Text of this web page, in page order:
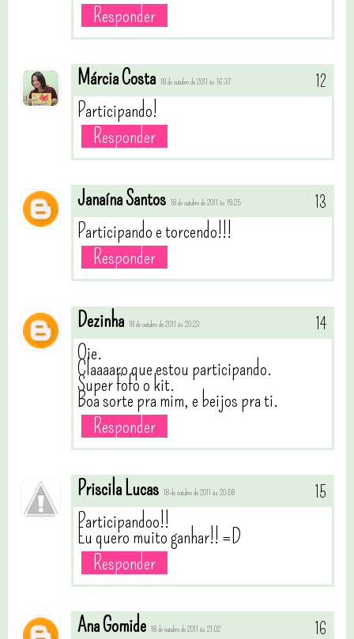
Responder
Márcia Costa 18 de outubro de 2011 às 16:37
Participando!
Responder
Janaína Santos 18 de outubro de 2011 às 19:25
Participando e torcendo!!!
Responder
Dezinha 18 de outubro de 2011 às 20:23
Oie.
Claaaaro que estou participando.
Super fofo o kit.
Boa sorte pra mim, e beijos pra ti.
Responder
Priscila Lucas 18 de outubro de 2011 às 20:59
Participandoo!!
Eu quero muito ganhar!! =D
Responder
Ana Gomide 18 de outubro de 2011 às 21:02